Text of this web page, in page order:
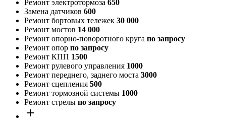
Ремонт электротормоза 650
Замена датчиков 600
Ремонт бортовых тележек 30 000
Ремонт мостов 14 000
Ремонт опорно-поворотного круга по запросу
Ремонт опор по запросу
Ремонт КПП 1500
Ремонт рулевого управления 1000
Ремонт переднего, заднего моста 3000
Ремонт сцепления 500
Ремонт тормозной системы 1000
Ремонт стрелы по запросу
add